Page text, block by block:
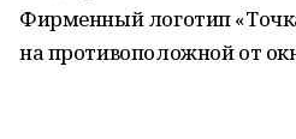
Фирменный логотип
на противоположной от